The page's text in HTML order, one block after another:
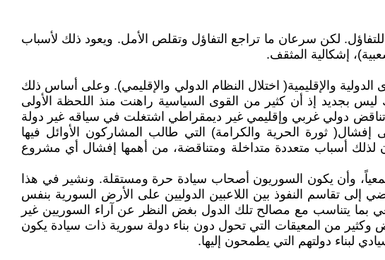
لكن سرعان ما تراجع التفاؤل وتقلص الأمل. ويعود ذلك لأسباب
إشكالية المثقف.
والإقليمية( اختلال النظام الدولي والإقليمي). وعلى أساس ذلك
بجديد إذ أن كثير من القوى السياسية راهنت منذ اللحظة الأولى
دولي غربي وإقليمي غير ديمقراطي اشتغلت في سياقه غير دولة
ثورة الحرية والكرامة) التي طالب المشاركون الأوائل فيها
لذلك أسباب متعددة متداخلة ومتناقضة، من أهمها إفشال أي مشروع
وأن يكون السوريون أصحاب سيادة حرة ومستقلة. ونشير في هذا
تقاسم النفوذ بين اللاعبين الدوليين على الأرض السورية بنفس
بما يتناسب مع مصالح تلك الدول بغض النظر عن آراء السوريين غير
وكثير من المعيقات التي تحول دون بناء دولة سورية ذات سيادة يكون
لبناء دولتهم التي يطمحون إليها.